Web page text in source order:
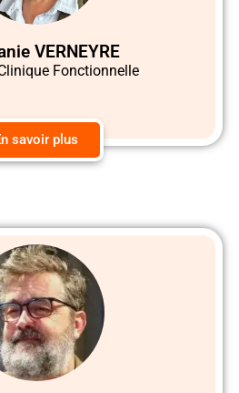
VERNEYRE
Fonctionnelle
savoir plus